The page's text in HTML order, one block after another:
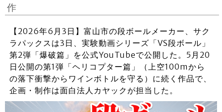
作
【2026年6月3日】富山市の段ボールメーカー、サク
ラパックスは3日、実験動画シリーズ「VS段ボール」
第2弾「爆破篇」を公式YouTubeで公開した。5月20
日公開の第1弾「ヘリコプター篇」（上空100mから
の落下衝撃からワインボトルを守る）に続く作品で、
企画・制作は面白法人カヤックが担当した。